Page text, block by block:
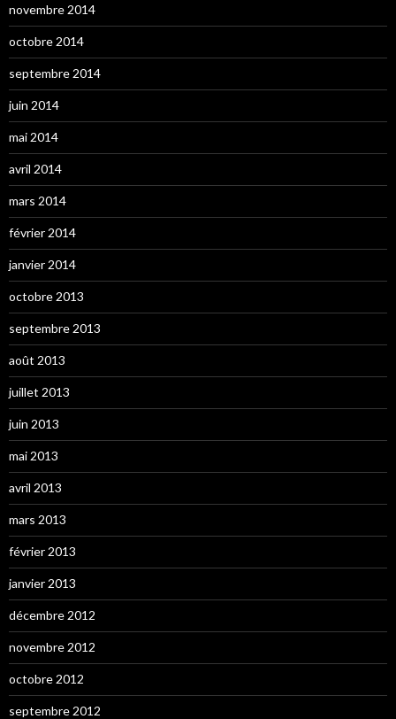
novembre 2014
octobre 2014
septembre 2014
juin 2014
mai 2014
avril 2014
mars 2014
février 2014
janvier 2014
octobre 2013
septembre 2013
août 2013
juillet 2013
juin 2013
mai 2013
avril 2013
mars 2013
février 2013
janvier 2013
décembre 2012
novembre 2012
octobre 2012
septembre 2012